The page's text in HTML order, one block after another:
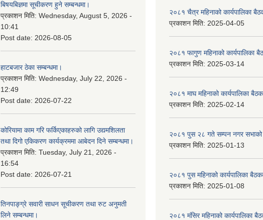
बिषयबिज्ञमा सूचीकरण हुने सम्बन्धमा।
प्रकाशन मिति: Wednesday, August 5, 2026 -
10:41
Post date: 2026-08-05
हाटबजार ठेका सम्बन्धमा।
प्रकाशन मिति: Wednesday, July 22, 2026 -
12:49
Post date: 2026-07-22
कोरियामा काम गरि फर्किएकाहरुको लागि उद्यमशिलता
तथा दिगो एकिकरण कार्यक्रममा आबेदन दिने सम्बन्धमा।
प्रकाशन मिति: Tuesday, July 21, 2026 -
16:54
Post date: 2026-07-21
तिनपाङ्ग्रे सवारी साधन सूचीकरण तथा रुट अनुमती
लिने सम्बन्धमा।
२०८१ चैत्र महिनाको कार्यपालिका
प्रकाशन मिति: 2025-04-05
२०८१ फागुण महिनाको कार्यपालिका
प्रकाशन मिति: 2025-03-14
२०८१ माघ महिनाको कार्यपालिका
प्रकाशन मिति: 2025-02-14
२०८१ पुस २८ गते सम्प‍न नगर सभाको
प्रकाशन मिति: 2025-01-13
२०८१ पुस महिनाको कार्यपालिका
प्रकाशन मिति: 2025-01-08
२०८१ मंसिर महिनाको कार्यपालिका